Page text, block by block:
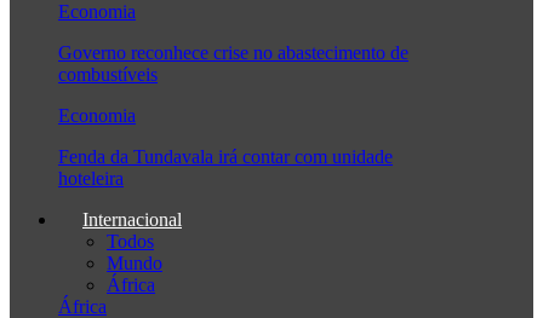
Economia
Governo reconhece crise no abastecimento de
combustíveis
Economia
Fenda da Tundavala irá contar com unidade
hoteleira
Internacional
Todos
Mundo
África
África